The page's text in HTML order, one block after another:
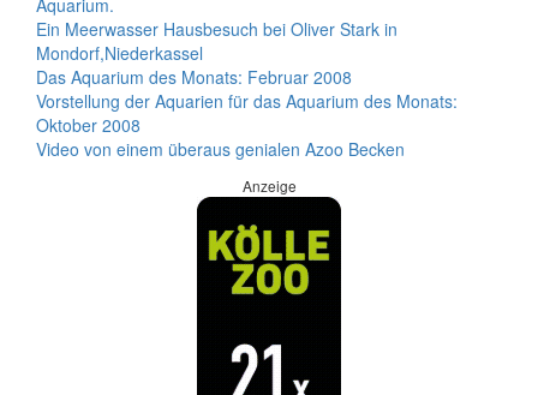
Aquarium.
Ein Meerwasser Hausbesuch bei Oliver Stark in
Mondorf,Niederkassel
Das Aquarium des Monats: Februar 2008
Vorstellung der Aquarien für das Aquarium des Monats:
Oktober 2008
Video von einem überaus genialen Azoo Becken
Anzeige